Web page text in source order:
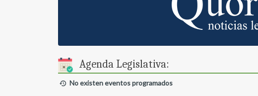
Agenda Legislativa:
No existen eventos programados